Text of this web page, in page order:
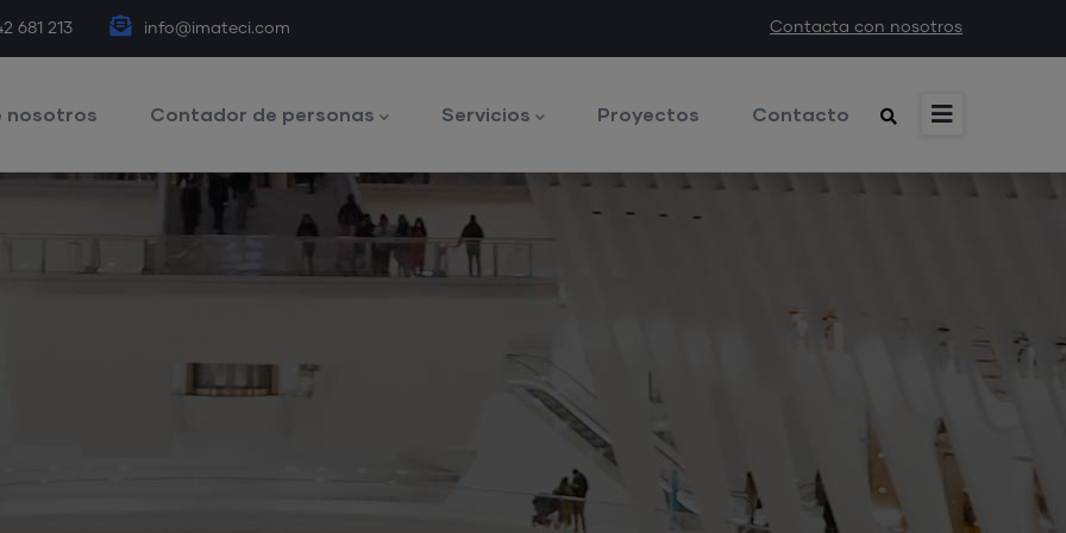
681 213 info@imateci.com Contacta con nosotros
nosotros Contador de personas Servicios Proyectos Contacto